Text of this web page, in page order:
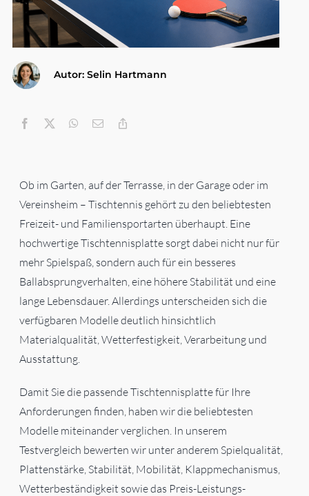
Gesundheit & Körperpflege
Autor: Selin Hartmann
Ob im Garten, auf der Terrasse, in der Garage oder im
Vereinsheim – Tischtennis gehört zu den beliebtesten
Freizeit- und Familiensportarten überhaupt. Eine
hochwertige Tischtennisplatte sorgt dabei nicht nur für
mehr Spielspaß, sondern auch für ein besseres
Ballabsprungverhalten, eine höhere Stabilität und eine
lange Lebensdauer. Allerdings unterscheiden sich die
verfügbaren Modelle deutlich hinsichtlich
Materialqualität, Wetterfestigkeit, Verarbeitung und
Ausstattung.
Damit Sie die passende Tischtennisplatte für Ihre
Anforderungen finden, haben wir die beliebtesten
Modelle miteinander verglichen. In unserem
Testvergleich bewerten wir unter anderem Spielqualität,
Plattenstärke, Stabilität, Mobilität, Klappmechanismus,
Wetterbeständigkeit sowie das Preis-Leistungs-